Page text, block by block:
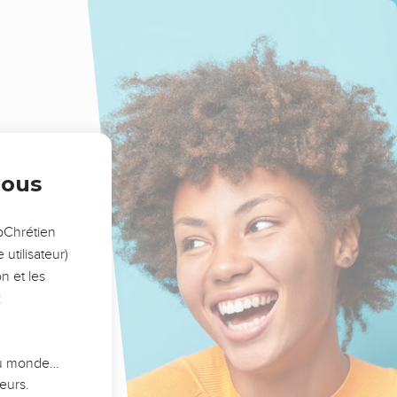
utilisateur)
et les
monde…